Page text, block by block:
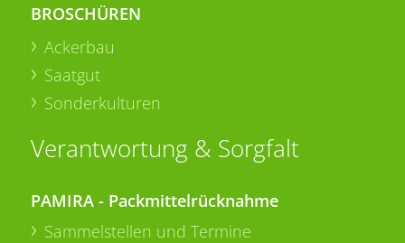
BROSCHÜREN
Ackerbau
Saatgut
Sonderkulturen
Verantwortung & Sorgfalt
PAMIRA - Packmittelrücknahme
Sammelstellen und Termine